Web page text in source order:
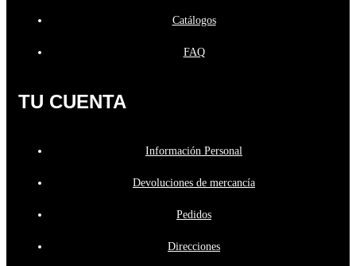
Catálogos
FAQ
TU CUENTA
Información Personal
Devoluciones de mercancía
Pedidos
Direcciones